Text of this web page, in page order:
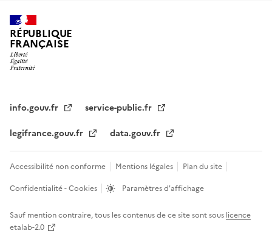
RÉPUBLIQUE
FRANÇAISE
info.gouv.fr
service-public.fr
legifrance.gouv.fr
data.gouv.fr
Accessibilité non conforme Mentions légales
Plan du site
Confidentialité - Cookies
Paramètres d'affichage
Sauf mention contraire, tous les contenus de ce site sont sous licence
etalab-2.0